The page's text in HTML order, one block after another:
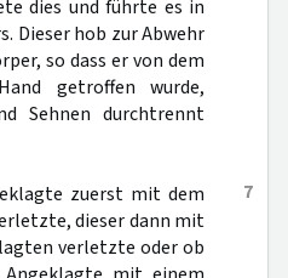
dies und führte es in
Dieser hob zur Abwehr
so dass er von dem
getroffen wurde,
Sehnen durchtrennt
7
zuerst mit dem
dieser dann mit
verletzte oder ob